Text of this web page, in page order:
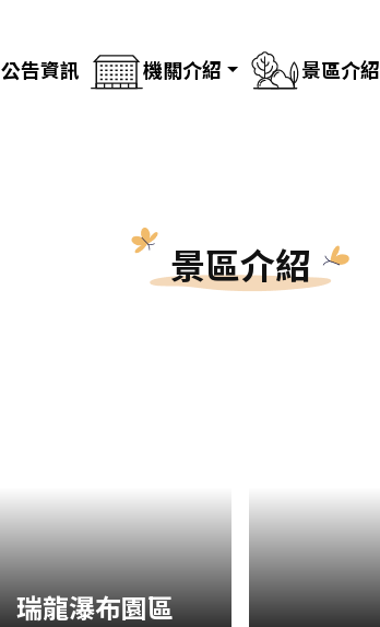
公告資訊 機關介紹 景區介紹
景區介紹
瑞龍瀑布園區